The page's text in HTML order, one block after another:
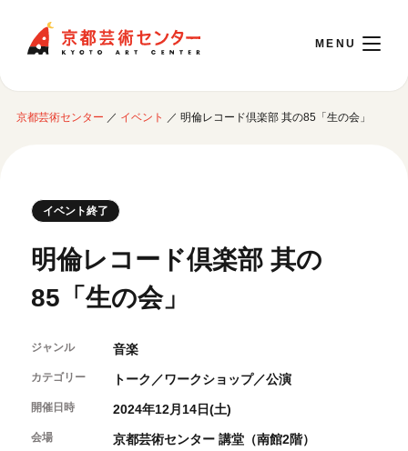
English
フェは11:00～18:00まで営業
開館時間・アクセシビリティ
フロアガイド
図書室・情報コーナー
カフェ・ショップ
イベントに参加する
開催中のイベント
月間スケジュール
制作室を使う
京都芸術センター ／ イベント ／ 明倫レコード倶楽部 其の85「生の会」
イベント終了
明倫レコード倶楽部 其の
85「生の会」
ジャンル 音楽
カテゴリー トーク／ワークショップ／公演
開催日時 2024年12月14日(土)
会場 京都芸術センター 講堂（南館2階）